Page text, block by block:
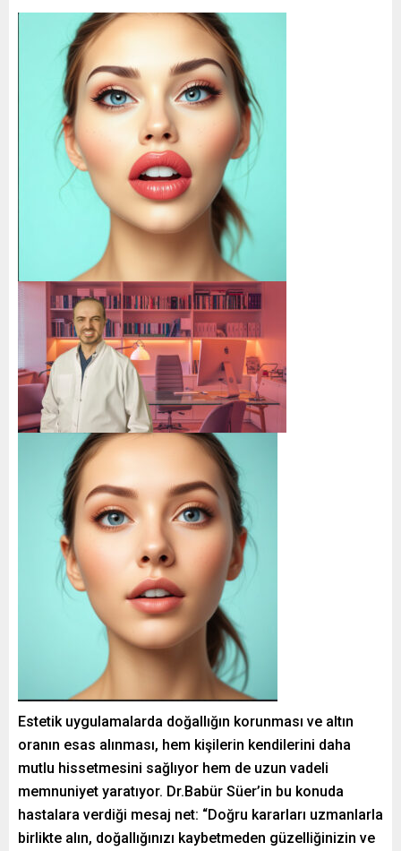
Estetik uygulamalarda doğallığın korunması ve altın
oranın esas alınması, hem kişilerin kendilerini daha
mutlu hissetmesini sağlıyor hem de uzun vadeli
memnuniyet yaratıyor. Dr.Babür Süer’in bu konuda
hastalara verdiği mesaj net: “Doğru kararları uzmanlarla
birlikte alın, doğallığınızı kaybetmeden güzelliğinizin ve